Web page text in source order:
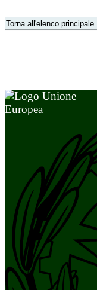
Torna all'elenco principale